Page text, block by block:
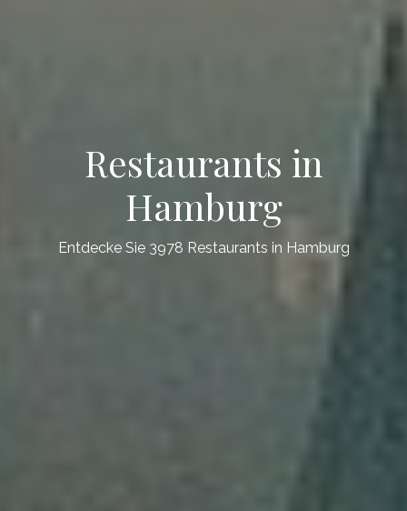
Restaurants in
Hamburg
Entdecke Sie 3978 Restaurants in Hamburg